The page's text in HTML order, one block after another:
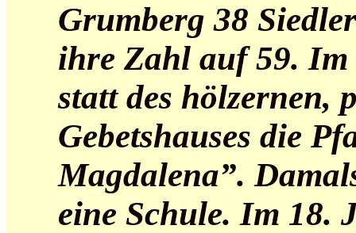
Grumberg 38
ihre Zahl auf 59.
statt des hölzernen,
Gebetshauses die
Magdalena”.
eine Schule. Im 18.